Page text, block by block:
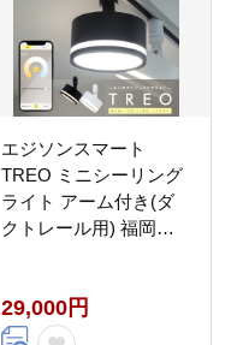
エジソンスマート
TREO ミニシーリング
ライト アーム付き(ダ
クトレール用) 福岡市
29,000円